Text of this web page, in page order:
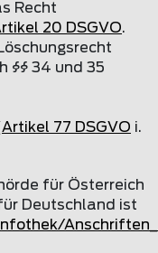
Recht
20 DSGVO.
§§ 34 und 35
77 DSGVO i.
für Österreich
Deutschland ist